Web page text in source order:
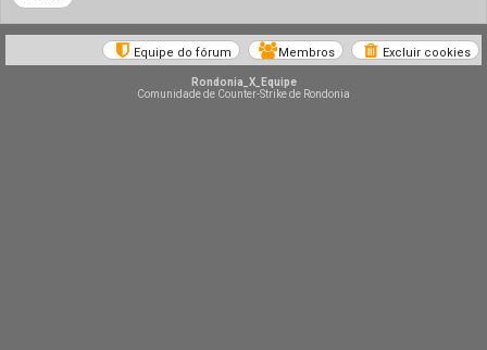
Excluir cookies
Membros
Equipe do fórum
Rondonia_X_Equipe
Comunidade de Counter-Strike de Rondonia